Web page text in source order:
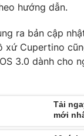
mọi hình thức
Ghi rõ nguồn
này.
hướng dẫn.
ra bản cập
xứ Cupertino
3.0 dành cho
Tải
mới